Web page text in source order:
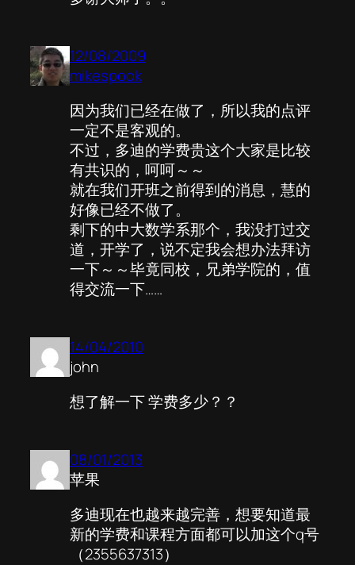
12/08/2009
mikespook
因为我们已经在做了，所以我的点评
一定不是客观的。
不过，多迪的学费贵这个大家是比较
有共识的，呵呵～～
就在我们开班之前得到的消息，慧的
好像已经不做了。
剩下的中大数学系那个，我没打过交
道，开学了，说不定我会想办法拜访
一下～～毕竟同校，兄弟学院的，值
得交流一下……
14/04/2010
john
想了解一下 学费多少？？
08/01/2013
苹果
多迪现在也越来越完善，想要知道最
新的学费和课程方面都可以加这个q号
（2355637313）